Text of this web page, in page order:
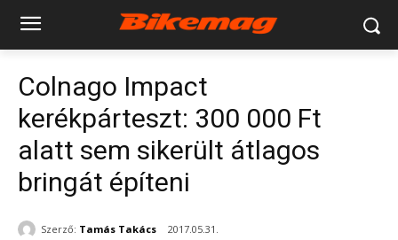
Colnago Impact
kerékpárteszt: 300 000 Ft
alatt sem sikerült átlagos
bringát építeni
Szerző: Tamás Takács 2017.05.31.